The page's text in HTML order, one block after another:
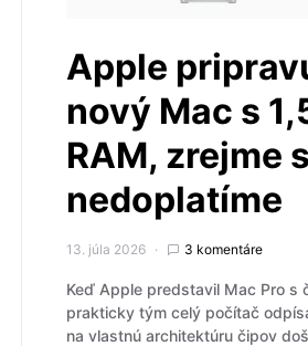
Apple
nový Mac s
RAM, zrejme
nedoplatíme
13. júla 2026 3 komentáre
Keď Apple predstavil Mac Pro s
prakticky tým celý počítač
na vlastnú architektúru čipov